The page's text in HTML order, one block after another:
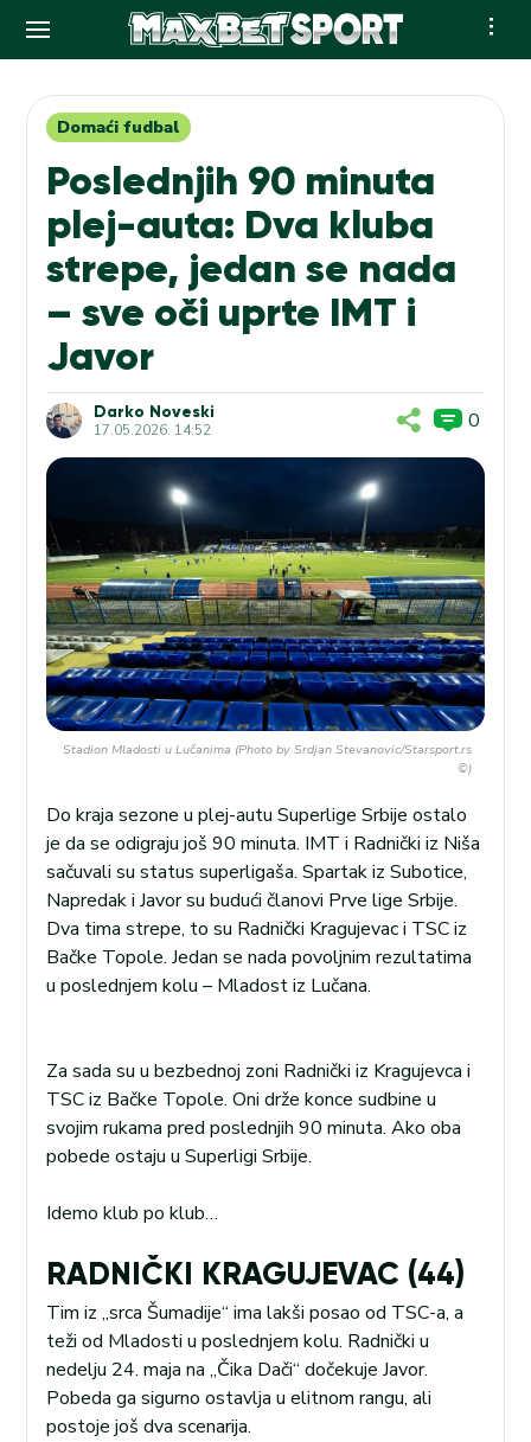
contentDomaći fudbal
Poslednjih 90 minuta
plej-auta: Dva kluba
strepe, jedan se nada
– sve oči uprte IMT i
Javor
Darko Noveski
17.05.2026. 14:52 0
Stadion Mladosti u Lučanima (Photo by Srdjan Stevanovic/Starsport.rs
©)
Do kraja sezone u plej-autu Superlige Srbije ostalo
je da se odigraju još 90 minuta. IMT i Radnički iz Niša
sačuvali su status superligaša. Spartak iz Subotice,
Napredak i Javor su budući članovi Prve lige Srbije.
Dva tima strepe, to su Radnički Kragujevac i TSC iz
Bačke Topole. Jedan se nada povoljnim rezultatima
u poslednjem kolu – Mladost iz Lučana.
Za sada su u bezbednoj zoni Radnički iz Kragujevca i
TSC iz Bačke Topole. Oni drže konce sudbine u
svojim rukama pred poslednjih 90 minuta. Ako oba
pobede ostaju u Superligi Srbije.
Idemo klub po klub…
RADNIČKI KRAGUJEVAC (44)
Tim iz „srca Šumadije“ ima lakši posao od TSC-a, a
teži od Mladosti u poslednjem kolu. Radnički u
nedelju 24. maja na „Čika Dači“ dočekuje Javor.
Pobeda ga sigurno ostavlja u elitnom rangu, ali
postoje još dva scenarija.